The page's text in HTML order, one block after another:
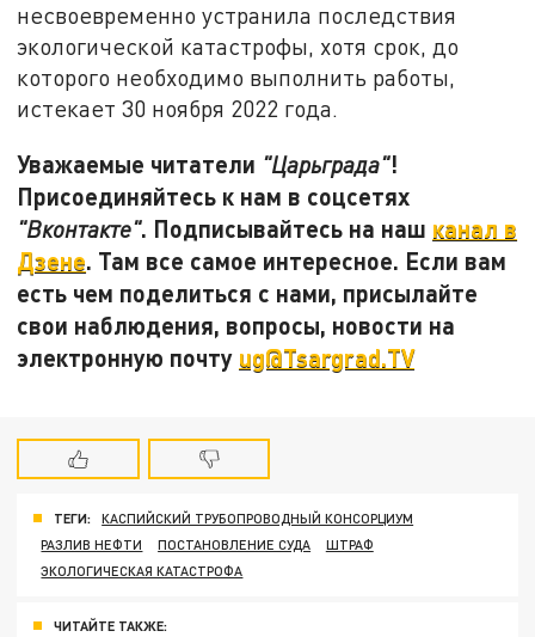
несвоевременно устранила последствия
экологической катастрофы, хотя срок, до
которого необходимо выполнить работы,
истекает 30 ноября 2022 года.
Уважаемые читатели "Царьграда"!
Присоединяйтесь к нам в соцсетях
"Вконтакте". Подписывайтесь на наш канал в
Дзене. Там все самое интересное. Если вам
есть чем поделиться с нами, присылайте
свои наблюдения, вопросы, новости на
электронную почту ug@Tsargrad.TV
ТЕГИ:
КАСПИЙСКИЙ ТРУБОПРОВОДНЫЙ КОНСОРЦИУМ
РАЗЛИВ НЕФТИ
ПОСТАНОВЛЕНИЕ СУДА
ШТРАФ
ЭКОЛОГИЧЕСКАЯ КАТАСТРОФА
ЧИТАЙТЕ ТАКЖЕ: